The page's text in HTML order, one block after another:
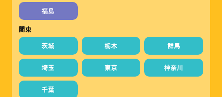
福島
関東
茨城
栃木 群馬
埼玉 東京 神奈川
千葉